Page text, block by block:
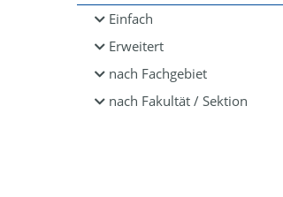
Einfach
Erweitert
nach Fachgebiet
nach Fakultät / Sektion